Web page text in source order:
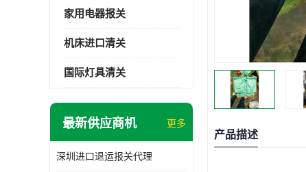
家用电器报关
机床进口清关
国际灯具清关
最新供应商机 更多
深圳进口退运报关代理
产品描述